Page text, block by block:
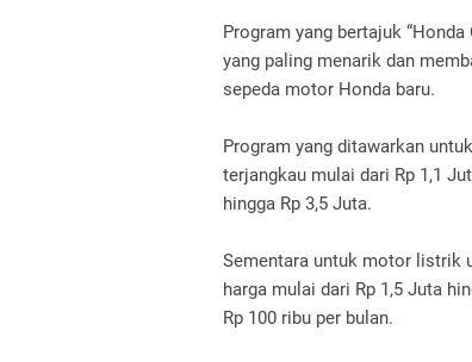
Program yang bertajuk
yang paling menarik dan
sepeda motor Honda baru.
Program yang ditawarkan
terjangkau mulai dari Rp 1,1
hingga Rp 3,5 Juta.
Sementara untuk motor listrik
harga mulai dari Rp 1,5 Juta
Rp 100 ribu per bulan.